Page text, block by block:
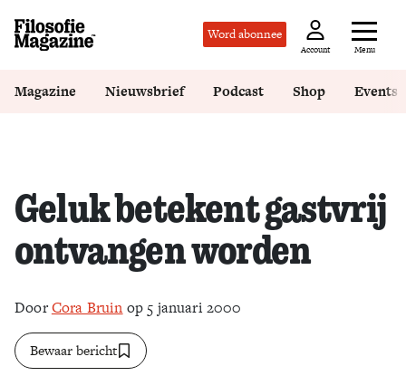
Word abonnee
Account Menu
Magazine Nieuwsbrief Podcast Shop Events
Geluk betekent gastvrij
ontvangen worden
DoorCora Bruin op 5 januari 2000
Bewaar bericht